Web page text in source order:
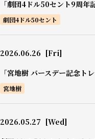
「劇団4ドル50セント9周年
劇団4ドル50セント
2026.06.26 [Fri]
「宮地樹 バースデー記念ト
宮地樹
2026.05.27 [Wed]